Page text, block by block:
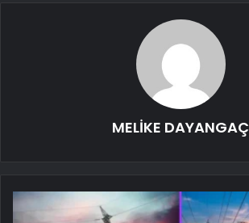
MELİKE DAYANGAÇ